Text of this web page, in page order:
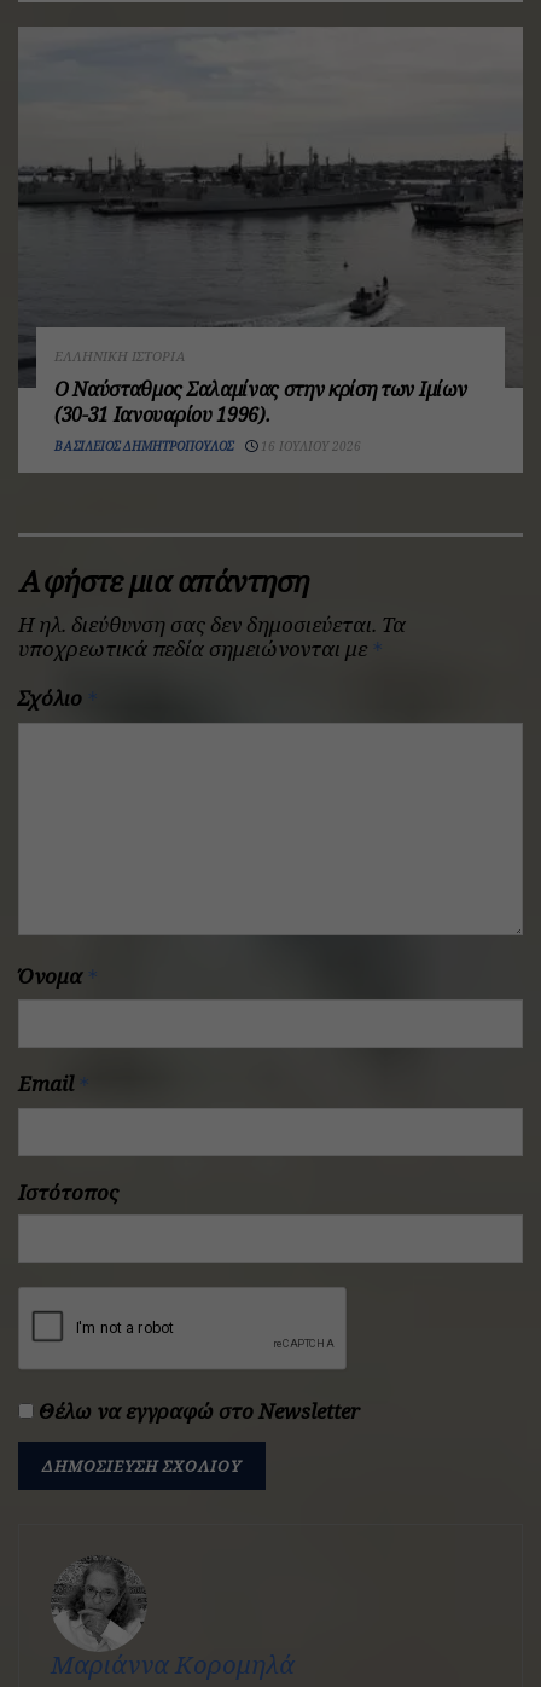
ΕΛΛΗΝΙΚΉ ΙΣΤΟΡΊΑ
Ο Ναύσταθμος Σαλαμίνας στην κρίση των Ιμίων
(30-31 Ιανουαρίου 1996).
ΒΑΣΊΛΕΙΟΣ ΔΗΜΗΤΡΌΠΟΥΛΟΣ 16 ΙΟΥΛΊΟΥ 2026
Αφήστε μια απάντηση
Η ηλ. διεύθυνση σας δεν δημοσιεύεται. Τα
υποχρεωτικά πεδία σημειώνονται με *
Σχόλιο *
Όνομα *
Email *
Ιστότοπος
Θέλω να εγγραφώ στο Newsletter
Μαριάννα Κορομηλά